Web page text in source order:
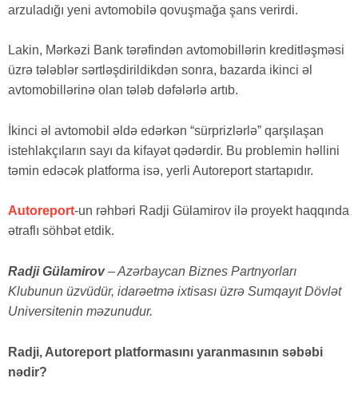
arzuladığı yeni avtomobilə qovuşmağa şans verirdi.
Lakin, Mərkəzi Bank tərəfindən avtomobillərin kreditləşməsi
üzrə tələblər sərtləşdirildikdən sonra, bazarda ikinci əl
avtomobillərinə olan tələb dəfələrlə artıb.
İkinci əl avtomobil əldə edərkən “sürprizlərlə” qarşılaşan
istehlakçıların sayı da kifayət qədərdir. Bu problemin həllini
təmin edəcək platforma isə, yerli Autoreport startapıdır.
Autoreport-un rəhbəri Radji Gülamirov ilə proyekt haqqında
ətraflı söhbət etdik.
Radji Gülamirov– Azərbaycan Biznes Partnyorları
Klubunun üzvüdür, idarəetmə ixtisası üzrə Sumqayıt Dövlət
Universitenin məzunudur.
Radji, Autoreport platformasını yaranmasının səbəbi
nədir?